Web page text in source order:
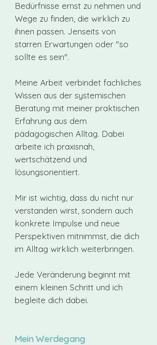
Bedürfnisse ernst zu nehmen und
Wege zu finden, die wirklich zu
ihnen passen. Jenseits von
starren Erwartungen oder "so
sollte es sein".
Meine Arbeit verbindet fachliches
Wissen aus der systemischen
Beratung mit meiner praktischen
Erfahrung aus dem
pädagogischen Alltag. Dabei
arbeite ich praxisnah,
wertschätzend und
lösungsorientiert.
Mir ist wichtig, dass du nicht nur
verstanden wirst, sondern auch
konkrete Impulse und neue
Perspektiven mitnimmst, die dich
im Alltag wirklich weiterbringen.
Jede Veränderung beginnt mit
einem kleinen Schritt und ich
begleite dich dabei.
Mein Werdegang